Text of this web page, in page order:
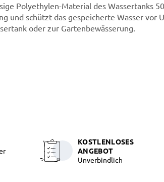
Polyethylen-Material des Wassertanks
und schützt das gespeicherte Wasser vor
oder zur Gartenbewässerung.
KOSTLENLOSES
ANGEBOT
Unverbindlich